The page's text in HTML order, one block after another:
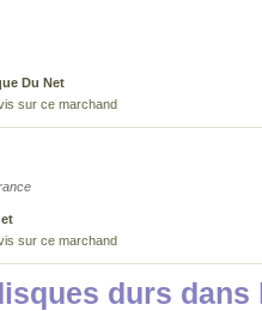
Du Net
sur ce marchand
sur ce marchand
durs dans